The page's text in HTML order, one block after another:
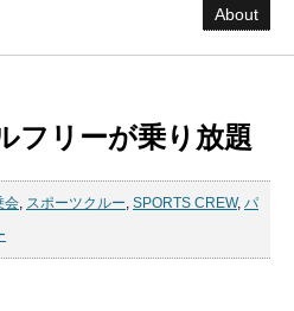
About
フリーが乗り放題
会, スポーツクルー, SPORTS CREW, パ